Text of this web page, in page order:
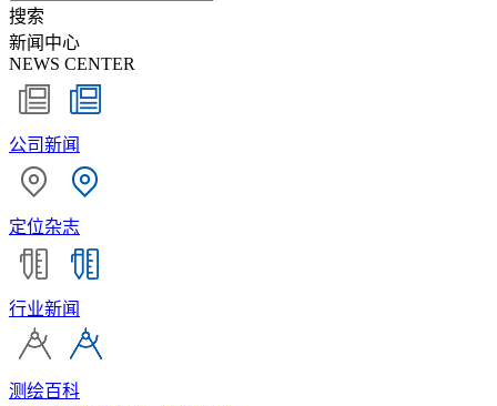
搜索
新闻中心
NEWS CENTER
公司新闻
定位杂志
行业新闻
测绘百科